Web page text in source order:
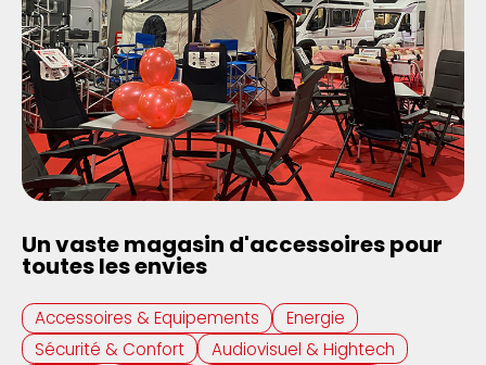
Un vaste magasin d'accessoires pour
toutes les envies
Accessoires & Equipements
Energie
Sécurité & Confort
Audiovisuel & Hightech